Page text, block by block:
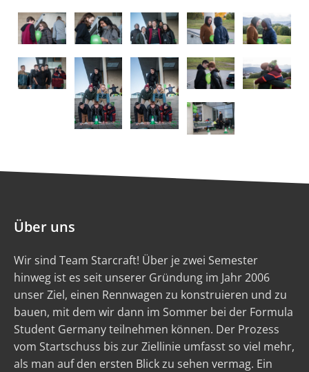
Über uns
Wir sind Team Starcraft! Über je zwei Semester
hinweg ist es seit unserer Gründung im Jahr 2006
unser Ziel, einen Rennwagen zu konstruieren und zu
bauen, mit dem wir dann im Sommer bei der Formula
Student Germany teilnehmen können. Der Prozess
vom Startschuss bis zur Ziellinie umfasst so viel mehr,
als man auf den ersten Blick zu sehen vermag. Ein